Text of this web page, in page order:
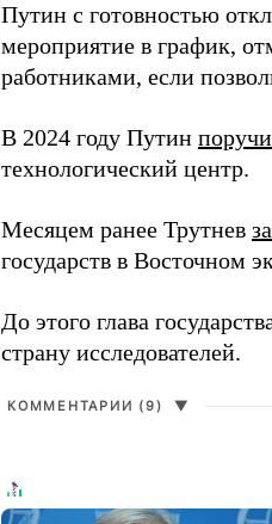
Путин с готовностью
мероприятие в график,
работниками, если
В 2024 году Путин
технологический центр.
Месяцем ранее Трутнев
государств в Восточном
До этого глава
страну исследователей.
КОММЕНТАРИИ (9) ▼